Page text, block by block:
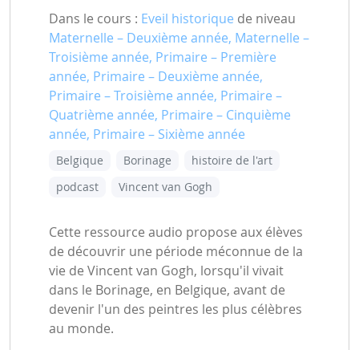
Dans le cours : Eveil historique de niveau
Maternelle – Deuxième année, Maternelle –
Troisième année, Primaire – Première
année, Primaire – Deuxième année,
Primaire – Troisième année, Primaire –
Quatrième année, Primaire – Cinquième
année, Primaire – Sixième année
Belgique Borinage
histoire de l'art
podcast
Vincent van Gogh
Cette ressource audio propose aux élèves
de découvrir une période méconnue de la
vie de Vincent van Gogh, lorsqu'il vivait
dans le Borinage, en Belgique, avant de
devenir l'un des peintres les plus célèbres
au monde.